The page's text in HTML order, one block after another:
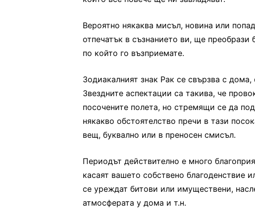
Вероятно някаква мисъл, новина или
отпечатък в съзнанието ви, ще
по който го възприемате.
Зодиакалният знак Рак се свързва с
Звездните аспектации са такива, че
посочените полета, но стремящи се да
някакво обстоятелство пречи в тази
вещ, буквално или в преносен смисъл.
Периодът действително е много
касаят вашето собствено благоденствие
се уреждат битови или имуществени,
атмосферата у дома и т.н.